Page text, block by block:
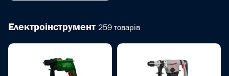
Електроінструмент 259 товарів